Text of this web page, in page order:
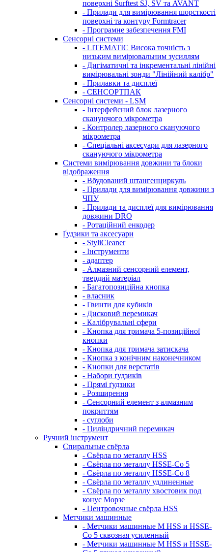
поверхні Surftest SJ, SV та AVANT
- Прилади для вимірювання шорсткості
поверхні та контуру Formtracer
- Програмне забезпечення FMI
Сенсорні системи
- LITEMATIC Висока точність з
низьким вимірювальним зусиллям
- Дигіматичні та інкрементальні лінійні
вимірювальні зонди "Лінійний калібр"
- Прилавки та дисплеї
- СЕНСОРТПАК
Сенсорні системи - LSM
- Інтерфейсний блок лазерного
скануючого мікрометра
- Контролер лазерного скануючого
мікрометра
- Спеціальні аксесуари для лазерного
скануючого мікрометра
Системи вимірювання довжини та блоки
відображення
- Вбудований штангенциркуль
- Прилади для вимірювання довжини з
ЧПУ
- Прилади та дисплеї для вимірювання
довжини DRO
- Ротаційний енкодер
Ґудзики та аксесуари
- StyliCleaner
- Інструменти
- адаптер
- Алмазний сенсорний елемент,
твердий матеріал
- Багатопозиційна кнопка
- власник
- Гвинти для кубиків
- Дисковий перемикач
- Калібрувальні сфери
- Кнопка для тримача 5-позиційної
кнопки
- Кнопка для тримача затискача
- Кнопка з конічним наконечником
- Кнопки для верстатів
- Набори ґудзиків
- Прямі ґудзики
- Розширення
- Сенсорний елемент з алмазним
покриттям
- суглоби
- Циліндричний перемикач
Ручний інструмент
Спиральные свёрла
- Свёрла по металлу HSS
- Свёрла по металлу HSSE-Co 5
- Свёрла по металлу HSSE-Co 8
- Свёрла по металлу удлиненные
- Свёрла по металлу хвостовик под
конус Морзе
- Центровочные свёрла HSS
Метчики машинные
- Метчики машинные M HSS и HSSE-
Co 5 сквозная усиленный
- Метчики машинные M HSS и HSSE-